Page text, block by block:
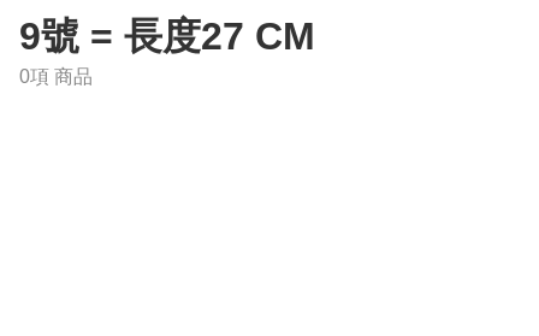
9號 = 長度27 CM
0項 商品